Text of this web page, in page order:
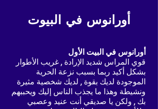
أورانوس في البيوت
أورانوس في البيت الأول
قوي المراس شديد الإرادة , غريب الأطوار
بشكل أكيد ربما بسبب نزعة الحرية
الموجودة لديك بقوة , لديك شخصية مثيرة
ونشيطة وهذا ما يجذب الناس إليك ويحببهم
بك , ولكن يا صديقي أنت عنيد وعصبي